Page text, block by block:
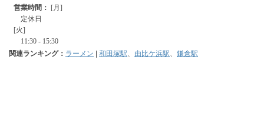
関連ランキング： ラーメン 和田塚駅、 由比ケ浜駅、 鎌倉駅